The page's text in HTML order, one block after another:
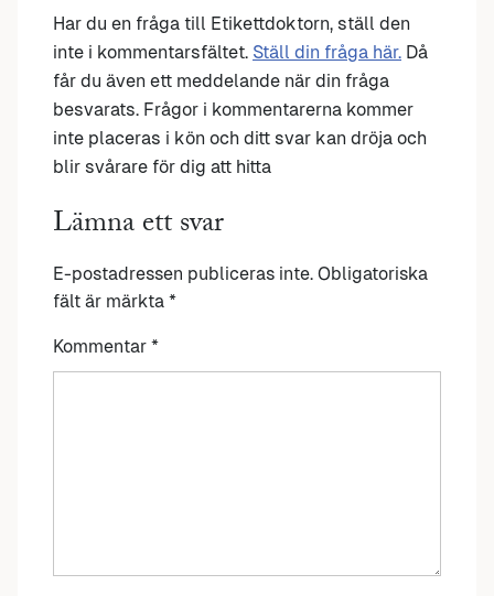
Har du en fråga till Etikettdoktorn, ställ den
inte i kommentarsfältet. Ställ din fråga här. Då
får du även ett meddelande när din fråga
besvarats. Frågor i kommentarerna kommer
inte placeras i kön och ditt svar kan dröja och
blir svårare för dig att hitta
Lämna ett svar
E-postadressen publiceras inte. Obligatoriska
fält är märkta *
Kommentar *